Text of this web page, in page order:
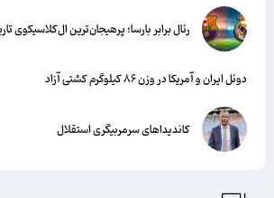
رئال برابر بارسا؛ پرهیجان‌‌ترین ال‌کلاسیکوی تاریخ
دوئل ایران و آمریکا در وزن ۸۶ کیلوگرم کشتی آزاد
کاندیداهای سرمربیگری استقلال